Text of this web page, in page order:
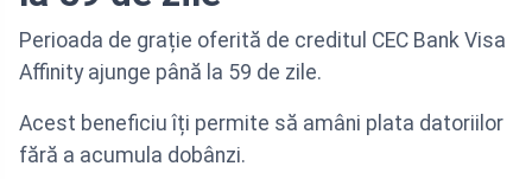
Perioada de grație oferită de creditul CEC Bank Visa
Affinity ajunge până la 59 de zile.
Acest beneficiu îți permite să amâni plata datoriilor
fără a acumula dobânzi.